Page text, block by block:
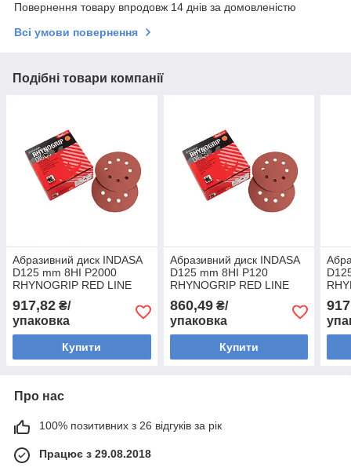
Повернення товару впродовж 14 днів за домовленістю
Всі умови повернення
Подібні товари компанії
Абразивний диск INDASA
D125 mm 8HI P2000
RHYNOGRIP RED LINE
917,82 ₴/
упаковка
Купити
Абразивний диск INDASA
D125 mm 8HI P120
RHYNOGRIP RED LINE
860,49₴/
упаковка
Купити
Про нас
100% позитивних з 26 відгуків за рік
Працює з 29.08.2018